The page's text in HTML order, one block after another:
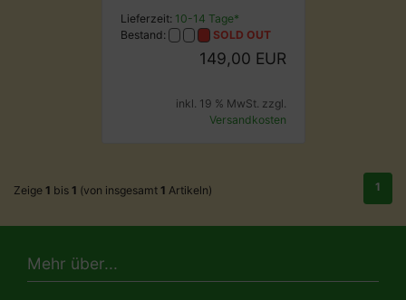
Lieferzeit: 10-14 Tage*
Bestand:
SOLD OUT
149,00 EUR
inkl. 19 % MwSt. zzgl.
Versandkosten
Zeige 1 bis 1 (von insgesamt 1 Artikeln) 1
Mehr über...